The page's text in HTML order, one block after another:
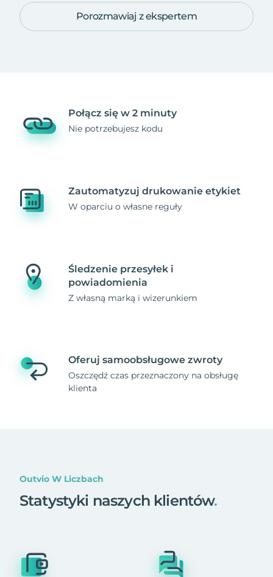
Porozmawiaj z ekspertem
Połącz się w 2 minuty
Nie potrzebujesz kodu
Zautomatyzuj drukowanie etykiet
W oparciu o własne reguły
Śledzenie przesyłek i
powiadomienia
Z własną marką i wizerunkiem
Oferuj samoobsługowe zwroty
Oszczędź czas przeznaczony na obsługę
klienta
Outvio W Liczbach
Statystyki naszych klientów.